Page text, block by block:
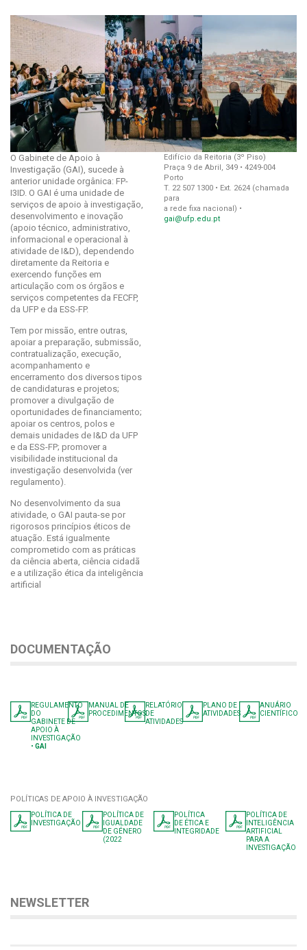
O Gabinete de Apoio à
Investigação (GAI), sucede à
anterior unidade orgânica: FP-
I3ID. O GAI é uma unidade de
serviços de apoio à investigação,
desenvolvimento e inovação
(apoio técnico, administrativo,
informacional e operacional à
atividade de I&D), dependendo
diretamente da Reitoria e
exercendo funções em
articulação com os órgãos e
serviços competentes da FECFP,
da UFP e da ESS-FP.
Tem por missão, entre outras,
apoiar a preparação, submissão,
contratualização, execução,
acompanhamento e
encerramento dos diversos tipos
de candidaturas e projetos;
promover a divulgação de
oportunidades de financiamento;
apoiar os centros, polos e
demais unidades de I&D da UFP
e da ESS-FP; promover a
visibilidade institucional da
investigação desenvolvida (ver
regulamento).
No desenvolvimento da sua
atividade, o GAI pauta-se por
rigorosos princípios éticos de
atuação. Está igualmente
comprometido com as práticas
da ciência aberta, ciência cidadã
e a utilização ética da inteligência
artificial
Edifício da Reitoria (3º Piso)
Praça 9 de Abril, 349 • 4249-004
Porto
T. 22 507 1300 • Ext. 2624 (chamada
para
a rede fixa nacional) •
gai@ufp.edu.pt
DOCUMENTAÇÃO
REGULAMENTO
DO
GABINETE DE
APOIO À
INVESTIGAÇÃO
• GAI
MANUAL DE
PROCEDIMENTOS
RELATÓRIO
DE
ATIVIDADES
PLANO DE
ATIVIDADES
ANUÁRIO
CIENTÍFICO
POLÍTICAS DE APOIO À INVESTIGAÇÃO
POLÍTICA DE
INVESTIGAÇÃO
POLÍTICA DE
IGUALDADE
DE GÉNERO
(2022
POLÍTICA
DE ÉTICA E
INTEGRIDADE
POLÍTICA DE
INTELIGÊNCIA
ARTIFICIAL
PARA A
INVESTIGAÇÃO
NEWSLETTER